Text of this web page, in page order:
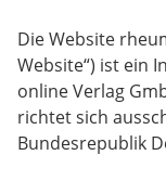
Die Website
Website“) ist ein
online Verlag
richtet sich
Bundesrepublik